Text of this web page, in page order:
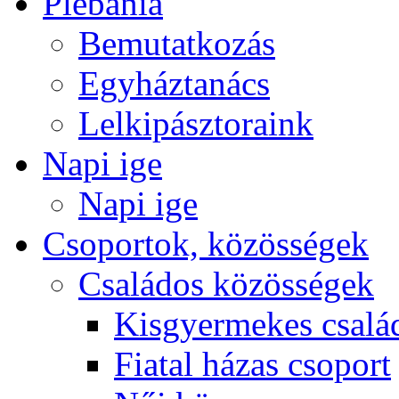
Bemutatkozás
Egyháztanács
Lelkipásztoraink
Napi ige
Napi ige
Csoportok, közösségek
Családos közösségek
Kisgyermekes
Fiatal házas csoport